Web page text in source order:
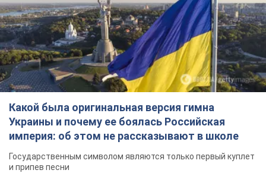
Какой была оригинальная версия гимна
Украины и почему ее боялась Российская
империя: об этом не рассказывают в школе
Государственным символом являются только первый куплет
и припев песни